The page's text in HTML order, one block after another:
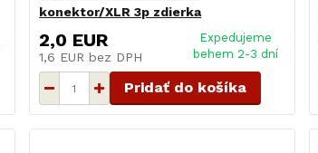
konektor/XLR 3p zdierka
2,0 EUR
1,6 EUR bez DPH
Expedujeme
behem 2-3 dní
Pridať do košíka